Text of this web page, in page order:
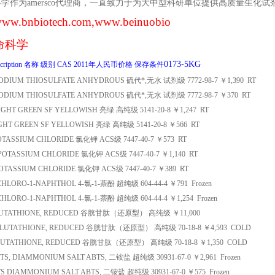
作为amersco代理商，一直致力于为大中型科研单位提供高质量生化试
,www.beinuobio
科学
名称 级别 CAS 2011年人民币价格 保存条件0173-5KG
THIOSULFATE ANHYDROUS 硫代*,无水 试剂级 7772-98-7 ￥ 1,390 RT
THIOSULFATE ANHYDROUS 硫代*,无水 试剂级 7772-98-7 ￥ 370 RT
GREEN SF YELLOWISH 亮绿 高纯级 5141-20-8 ￥ 1,247 RT
GREEN SF YELLOWISH 亮绿 高纯级 5141-20-8 ￥ 566 RT
CHLORIDE 氯化钾 ACS级 7447-40-7 ￥ 573 RT
CHLORIDE 氯化钾 ACS级 7447-40-7 ￥ 1,140 RT
CHLORIDE 氯化钾 ACS级 7447-40-7 ￥ 389 RT
1-NAPHTHOL 4-氯-1-萘酚 超纯级 604-44-4 ￥ 791 Frozen
1-NAPHTHOL 4-氯-1-萘酚 超纯级 604-44-4 ￥ 1,254 Frozen
REDUCED 谷胱甘肽 （还原型 ） 高纯级 ￥ 11,000
REDUCED 谷胱甘肽 （还原型 ） 高纯级 70-18-8 ￥ 4,593 COLD
REDUCED 谷胱甘肽 （还原型 ） 高纯级 70-18-8 ￥ 1,350 COLD
DIAMMONIUM SALTABTS, 二铵盐 超纯级 30931-67-0 ￥ 2,961 Frozen
DIAMMONIUM SALTABTS, 二铵盐 超纯级 30931-67-0 ￥ 575 Frozen